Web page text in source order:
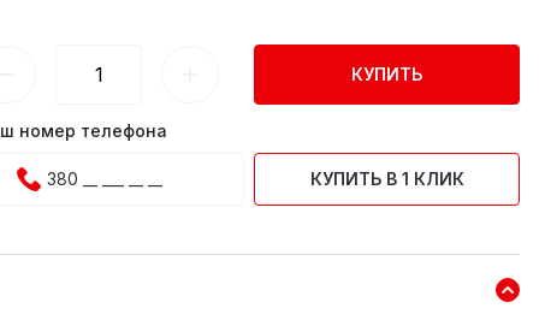
КУПИТЬ
номер телефона
КУПИТЬ В 1 КЛИК